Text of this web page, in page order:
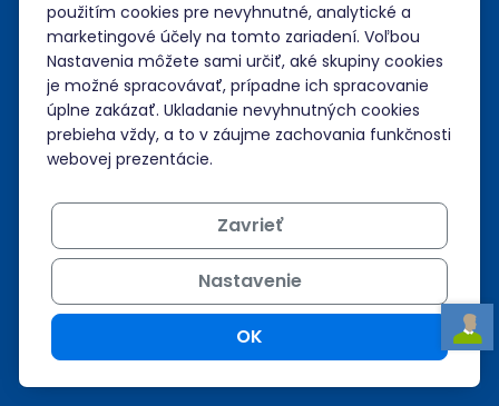
Administrácia
Prihlásiť sa
Neviem si rady?
Nápoveda
Podpora 24/7
+421 268 265 986
použitím cookies pre nevyhnutné, analytické a
marketingové účely na tomto zariadení. Voľbou
Nastavenia môžete sami určiť, aké skupiny cookies
je možné spracovávať, prípadne ich spracovanie
úplne zakázať. Ukladanie nevyhnutných cookies
prebieha vždy, a to v záujme zachovania funkčnosti
webovej prezentácie.
Zavrieť
Nastavenie
OK